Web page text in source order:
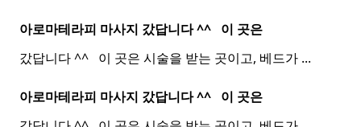
아로마테라피 마사지 갔답니다 ^^ ​ ​ 이 곳은
갔답니다 ^^ ​ ​ 이 곳은 시술을 받는 곳이고, 베드가 ...
아로마테라피 마사지 갔답니다 ^^ ​ ​ 이 곳은